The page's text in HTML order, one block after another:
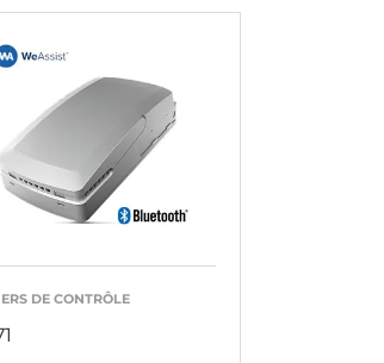
DE CONTRÔLE